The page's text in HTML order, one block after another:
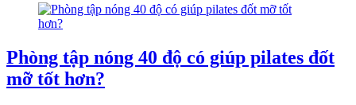
Phòng tập nóng 40 độ có giúp pilates đốt
mỡ tốt hơn?